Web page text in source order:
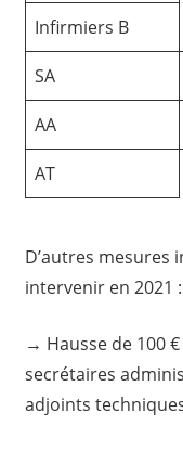
Infirmiers B
SA
AA
AT
D’autres
intervenir en 2021 :
→ Hausse de 100
secrétaires
adjoints